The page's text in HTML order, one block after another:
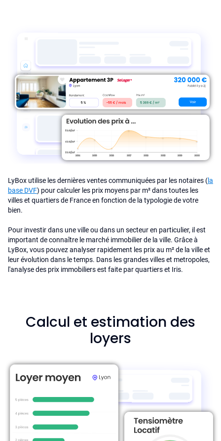
LyBox utilise les dernières ventes communiquées par les notaires (la
base DVF) pour calculer les prix moyens par m² dans toutes les
villes et quartiers de France en fonction de la typologie de votre
bien.
Pour investir dans une ville ou dans un secteur en particulier, il est
important de connaître le marché immobilier de la ville. Grâce à
LyBox, vous pouvez analyser rapidement les prix au m² de la ville et
leur évolution dans le temps. Dans les grandes villes et metropoles,
l'analyse des prix immobiliers est faite par quartiers et Iris.
Calcul et estimation des
loyers